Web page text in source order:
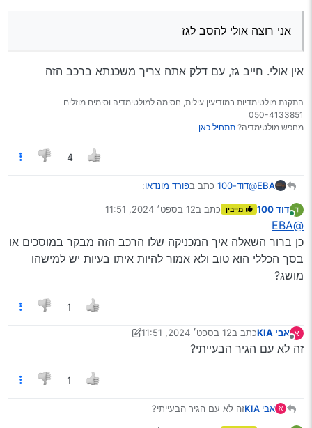
אני רוצה אולי להסב לגז
אין אולי. חייב גז, עם דלק אתה צריך משכנתא ברכב הזה
התקנת מולטימדיות במודיעין עילית, חסימה למולטימדיה וסימים מוזלים
050-4133851
מחפש מולטימדיה? תתחיל כאן
4
EBA@דוד-100 כתב בפורד מונדאו:
אין אולי. חייב גז, עם דלק אתה צריך משכנתא ברכב הזה
מחובר
דוד 100 מייבין כתב ב12 בספט׳ 2024, 11:51
נערך לאחרונה על ידי
@EBA
כן ברור השאלה איך המכניקה שלו הרכב הזה מבקר במוסכים או
בסך הכללי הוא טוב ולא אמור להיות איתו בעיות יש למישהו
מושג?
1
א
מנותק
אבי KIA כתב ב12 בספט׳ 2024, 11:51
נערך לאחרונה על ידי אבי KIA 9 בדצמ׳ 2024, 11:51
זה לא עם הגיר הבעייתי?
1
א אבי KIA זה לא עם הגיר הבעייתי?